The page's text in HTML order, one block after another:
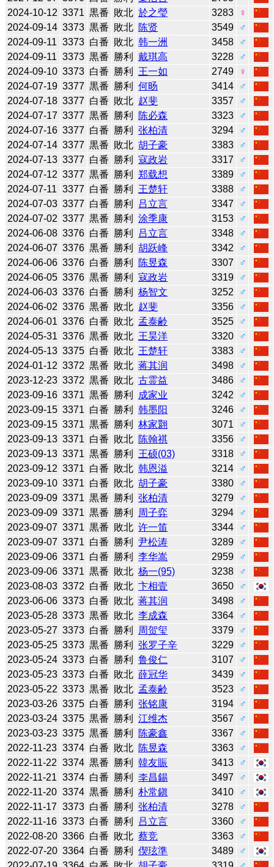
2024-10-12 3371 黒番 敗北 於之瑩 3283
♀
2024-09-14 3373 黒番 敗北 陈贤 3549
♂
2024-09-11 3373 白番 敗北 韩一洲 3458
♂
2024-09-11 3373 黒番 勝利 戴琪高 3228
♂
2024-09-10 3373 白番 勝利 王一如 2749
♀
2024-07-19 3377 黒番 勝利 何旸 3414
♂
2024-07-18 3377 白番 敗北 赵斐 3357
♂
2024-07-17 3377 黒番 勝利 陈必森 3323
♂
2024-07-16 3377 白番 勝利 张柏清 3294
♂
2024-07-14 3377 黒番 敗北 胡子豪 3383
♂
2024-07-13 3377 白番 勝利 寇政岩 3317
♂
2024-07-12 3377 黒番 勝利 郑载想 3389
♂
2024-07-11 3377 白番 勝利 王楚轩 3388
♂
2024-07-03 3377 白番 勝利 吕立言 3347
♂
2024-07-02 3377 黒番 勝利 涂季康 3153
♂
2024-06-08 3376 白番 勝利 吕立言 3348
♂
2024-06-07 3376 黒番 勝利 胡跃峰 3342
♂
2024-06-06 3376 白番 勝利 陈昱森 3307
♂
2024-06-05 3376 黒番 勝利 寇政岩 3319
♂
2024-06-03 3376 白番 勝利 杨智文 3252
♂
2024-06-02 3376 黒番 敗北 赵斐 3356
♂
2024-06-01 3376 白番 敗北 孟泰齢 3525
♂
2024-05-31 3376 黒番 敗北 王昊洋 3320
♂
2024-05-13 3375 白番 敗北 王楚轩 3383
♂
2024-01-12 3372 黒番 敗北 蒋其润 3498
♂
2023-12-23 3372 黒番 敗北 古霊益 3486
♂
2023-09-16 3371 黒番 勝利 成家业 3242
♂
2023-09-15 3371 白番 勝利 韩墨阳 3246
♂
2023-09-15 3371 黒番 勝利 林家翾 3071
♂
2023-09-13 3371 白番 敗北 陈翰祺 3356
♂
2023-09-13 3371 黒番 勝利 王硕(03) 3318
♂
2023-09-12 3371 白番 敗北 韩恩溢 3214
♂
2023-09-10 3371 白番 敗北 胡子豪 3380
♂
2023-09-09 3371 黒番 勝利 张柏清 3279
♂
2023-09-09 3371 黒番 勝利 周子弈 3294
♂
2023-09-07 3371 黒番 敗北 许一笛 3344
♂
2023-09-07 3371 白番 勝利 尹松涛 3289
♂
2023-09-06 3371 白番 勝利 李华嵩 2959
♂
2023-09-06 3371 黒番 敗北 杨一(95) 3238
♂
2023-08-03 3372 白番 敗北 卞相壹 3650
♂
2023-06-06 3373 白番 敗北 蒋其润 3498
♂
2023-05-28 3373 黒番 敗北 李成森 3364
♂
2023-05-27 3373 白番 勝利 周贺玺 3379
♂
2023-05-25 3373 黒番 勝利 张罗子辛 3229
♂
2023-05-24 3373 白番 勝利 鲁俊仁 3107
♂
2023-05-23 3373 白番 敗北 薛冠华 3439
♂
2023-05-22 3373 黒番 敗北 孟泰齢 3523
♂
2023-03-26 3375 白番 勝利 张铭康 3194
♂
2023-03-24 3375 黒番 勝利 江维杰 3567
♂
2023-03-23 3375 黒番 勝利 陈豪鑫 3367
♂
2022-11-23 3374 白番 敗北 陈昱森 3363
♂
2022-11-22 3374 黒番 勝利 韓友賑 3413
♂
2022-11-21 3374 白番 勝利 李昌錫 3497
♂
2022-11-20 3374 黒番 勝利 朴常鎭 3410
♂
2022-11-17 3373 白番 勝利 张柏清 3278
♂
2022-11-16 3373 白番 勝利 吕立言 3360
♂
2022-08-20 3366 白番 敗北 蔡竞 3363
♂
2022-07-20 3364 白番 勝利 偰玹準 3489
♂